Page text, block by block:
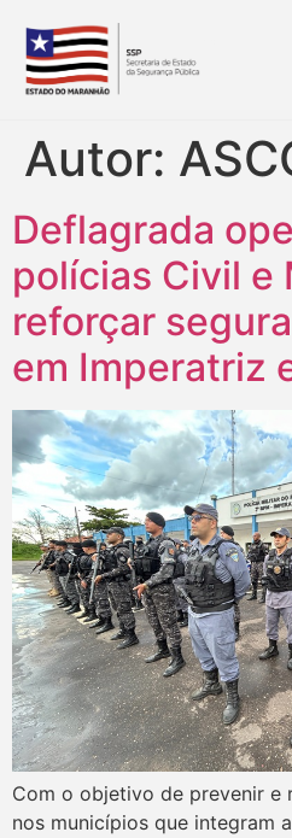
Autor:
Deflagrada
polícias Civil e
reforçar
em Imperatriz
Com o objetivo de prevenir e
nos municípios que integram